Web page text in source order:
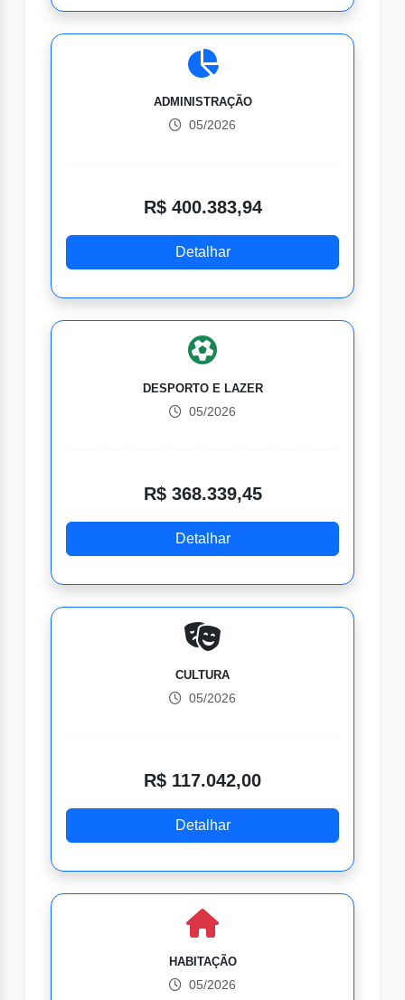
ADMINISTRAÇÃO
05/2026
R$ 400.383,94
Detalhar
DESPORTO E LAZER
05/2026
R$ 368.339,45
Detalhar
CULTURA
05/2026
R$ 117.042,00
Detalhar
HABITAÇÃO
05/2026